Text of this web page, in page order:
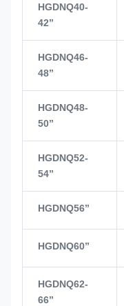
HGDNQ40-
42’’
HGDNQ46-
48’’
HGDNQ48-
50’’
HGDNQ52-
54’’
HGDNQ56’’
HGDNQ60’’
HGDNQ62-
66’’